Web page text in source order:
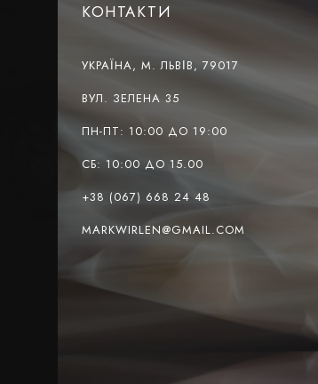
КОНТАКТИ
УКРАЇНА, М. ЛЬВІВ, 79017
ВУЛ. ЗЕЛЕНА 35
ПН-ПТ: 10:00 ДО 19:00
СБ: 10:00 ДО 15.00
+38 (067) 668 24 48
MARKWIRLEN@GMAIL.COM